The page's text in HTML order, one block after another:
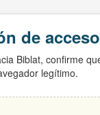
de acceso
Biblat, confirme
legítimo.